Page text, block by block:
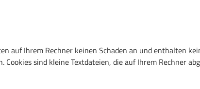
auf Ihrem Rechner keinen Schaden an und enthalten
sind kleine Textdateien, die auf Ihrem Rechner